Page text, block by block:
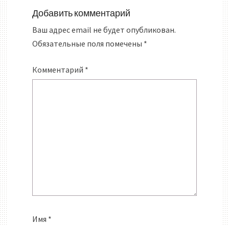
Добавить комментарий
Ваш адрес email не будет опубликован.
Обязательные поля помечены *
Комментарий *
Имя *